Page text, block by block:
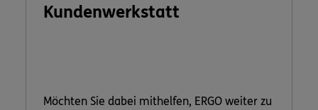
Kundenwerkstatt
Möchten Sie dabei mithelfen, ERGO weiter zu